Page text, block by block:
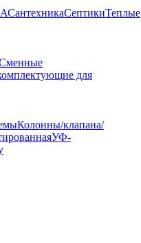
СантехникаСептикиТеплые
для
Колонны/клапана/
УФ-